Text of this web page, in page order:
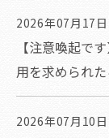
2026年07月17日
【注意喚起で
用を求められ
2026年07月10日